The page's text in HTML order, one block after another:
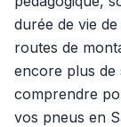
durée de vie
routes de
encore plus de
comprendre
vos pneus en